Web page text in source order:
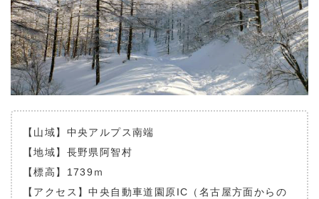
【山域】中央アルプス南端
【地域】長野県阿智村
【標高】1739ｍ
【アクセス】中央自動車道園原IC（名古屋方面からの